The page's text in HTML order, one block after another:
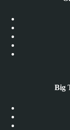
Big